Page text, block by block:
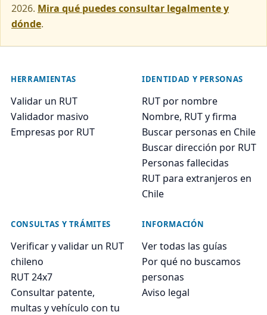
2026. Mira qué puedes consultar legalmente y
dónde.
HERRAMIENTAS
Validar un RUT
Validador masivo
Empresas por RUT
IDENTIDAD Y PERSONAS
RUT por nombre
Nombre, RUT y firma
Buscar personas en Chile
Buscar dirección por RUT
Personas fallecidas
RUT para extranjeros en
Chile
CONSULTAS Y TRÁMITES
Verificar y validar un RUT
chileno
RUT 24x7
Consultar patente,
multas y vehículo con tu
INFORMACIÓN
Ver todas las guías
Por qué no buscamos
personas
Aviso legal